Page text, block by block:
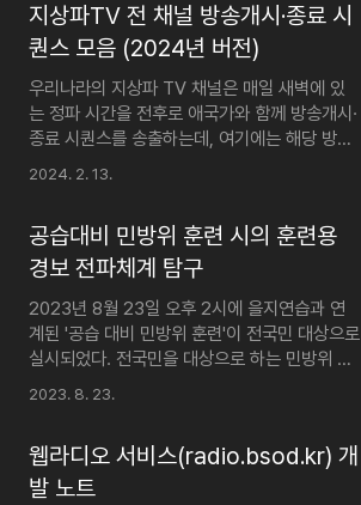
지상파TV 전 채널 방송개시·종료 시
퀀스 모음 (2024년 버전)
우리나라의 지상파 TV 채널은 매일 새벽에 있
는 정파 시간을 전후로 애국가와 함께 방송개시·
종료 시퀀스를 송출하는데, 여기에는 해당 방송
사의 올해 방송지표, 편성책임자 성함, 심의규정
중인 방송개시·종료 시퀀스를 녹화한 자료를 모
아봤다. KBS1
https://youtu.be/-EAOxCzH5eA EBS1
https://youtu.be/WwL6OZiFO2w EBS2
https://youtu.be/7MYEkfPzyHo MBC
https://youtu.be/xshavHDpE20 SBS
https://..
2024. 2. 13.
공습대비 민방위 훈련 시의 훈련용
경보 전파체계 탐구
2023년 8월 23일 오후 2시에 을지연습과 연
계된 '공습 대비 민방위 훈련'이 전국민 대상으로
실시되었다. 전국민을 대상으로 하는 민방위 훈
련이 '재난상황 대비'가 아닌 '공습경보 대비'의
로 작년 11월에 북한의 미사일 도발로 인해 울릉
도 지역에 실제 공습경보가 발효되었던 전적이
2023. 8. 23.
웹라디오 서비스(radio.bsod.kr) 개
발 노트